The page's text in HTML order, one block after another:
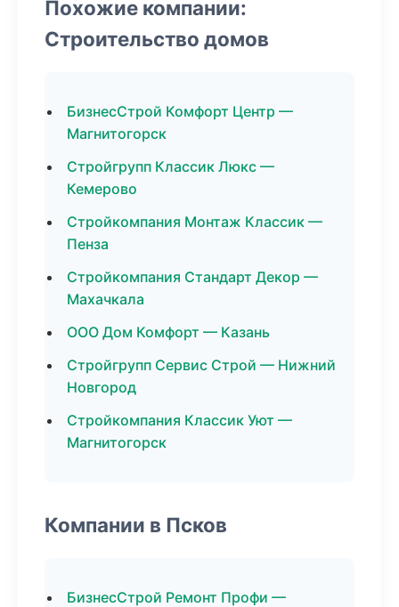
Похожие компании:
Строительство домов
БизнесСтрой Комфорт Центр —
Магнитогорск
Стройгрупп Классик Люкс —
Кемерово
Стройкомпания Монтаж Классик —
Пенза
Стройкомпания Стандарт Декор —
Махачкала
ООО Дом Комфорт — Казань
Стройгрупп Сервис Строй — Нижний
Новгород
Стройкомпания Классик Уют —
Магнитогорск
Компании в Псков
БизнесСтрой Ремонт Профи —